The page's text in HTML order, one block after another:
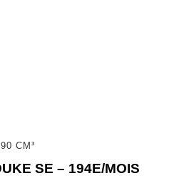
CM³
SE – 194E/MOIS